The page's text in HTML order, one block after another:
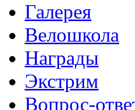
Галерея
Велошкола
Награды
Экстрим
Вопрос-